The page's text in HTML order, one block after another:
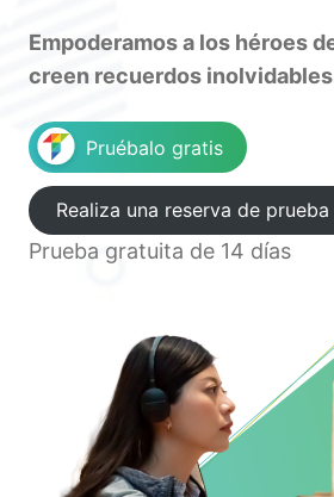
Empoderamos a los héroes
creen recuerdos
Pruébalo gratis
Realiza una reserva de prueba
Prueba gratuita de 14 días